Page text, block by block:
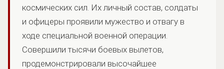
космических сил. Их личный состав, солдаты
и офицеры проявили мужество и отвагу в
ходе специальной военной операции.
Совершили тысячи боевых вылетов,
продемонстрировали высочайшее